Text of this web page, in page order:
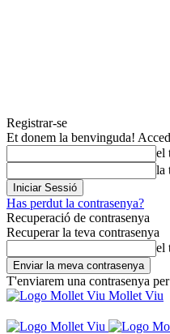
Registrar-se
Et donem la benvinguda!
el
la
Has perdut la contrasenya?
Recuperació de contrasenya
Recuperar la teva contrasenya
el
T'enviarem una contrasenya
Mollet Viu